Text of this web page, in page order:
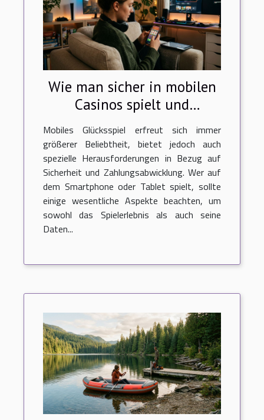
Wie man sicher in mobilen
Casinos spielt und
Einzahlungen tätigt?
Mobiles Glücksspiel erfreut sich immer
größerer Beliebtheit, bietet jedoch auch
spezielle Herausforderungen in Bezug auf
Sicherheit und Zahlungsabwicklung. Wer auf
dem Smartphone oder Tablet spielt, sollte
einige wesentliche Aspekte beachten, um
sowohl das Spielerlebnis als auch seine
Daten...